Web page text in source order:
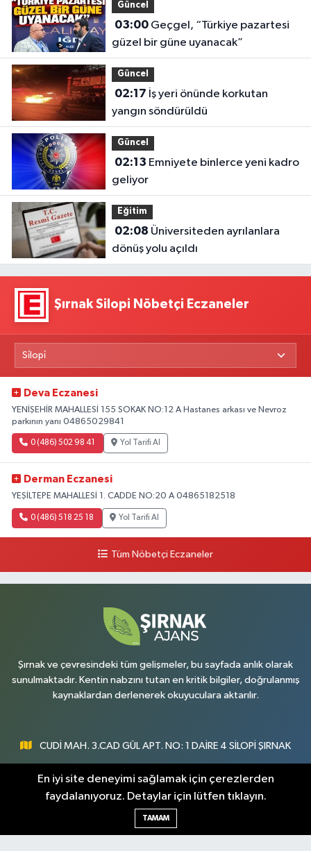
Güncel
03:00Geçgel, “Türkiye pazartesi
güzel bir güne uyanacak”
Güncel
02:17
yangın söndürüldü
Güncel
02:13
geliyor
Eğitim
02:08
dönüş yolu açıldı
Şırnak Silopi Nöbetçi Eczaneler
Deva Eczanesi
YENİŞEHİR MAHALLESİ 155 SOKAK NO:12 A Hastanes arkası ve Nevroz
parkının yanı 04865029841
0 (486) 502 98 41 Yol Tarifi Al
Derman Eczanesi
YEŞİLTEPE MAHALLESİ 1. CADDE NO:20 A 04865182518
0 (486) 518 25 18 Yol Tarifi Al
Tüm Nöbetçi Eczaneler
Şırnak ve çevresindeki tüm gelişmeler, bu sayfada anlık olarak
sunulmaktadır. Kentin nabzını tutan en kritik bilgiler, doğrulanmış
kaynaklardan derlenerek okuyuculara aktarılır.
CUDİ MAH. 3.CAD GÜL APT. NO: 1 DAİRE 4 SİLOPİ ŞIRNAK
0547 300 73 73
[email protected]
En iyi site deneyimi sağlamak için çerezlerden
faydalanıyoruz. Detaylar için lütfen tıklayın.
TAMAM